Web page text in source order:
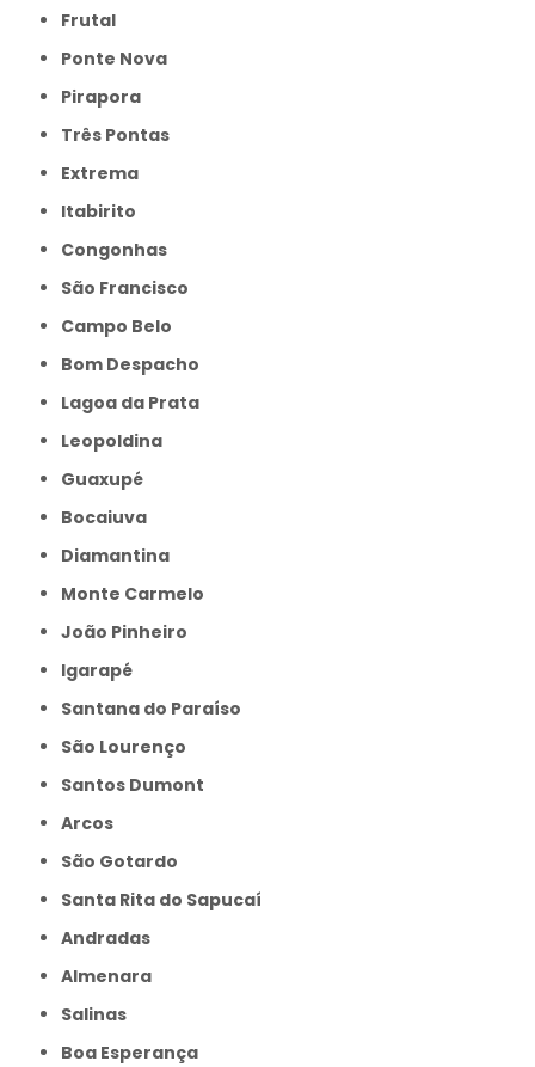
Frutal
Ponte Nova
Pirapora
Três Pontas
Extrema
Itabirito
Congonhas
São Francisco
Campo Belo
Bom Despacho
Lagoa da Prata
Leopoldina
Guaxupé
Bocaiuva
Diamantina
Monte Carmelo
João Pinheiro
Igarapé
Santana do Paraíso
São Lourenço
Santos Dumont
Arcos
São Gotardo
Santa Rita do Sapucaí
Andradas
Almenara
Salinas
Boa Esperança